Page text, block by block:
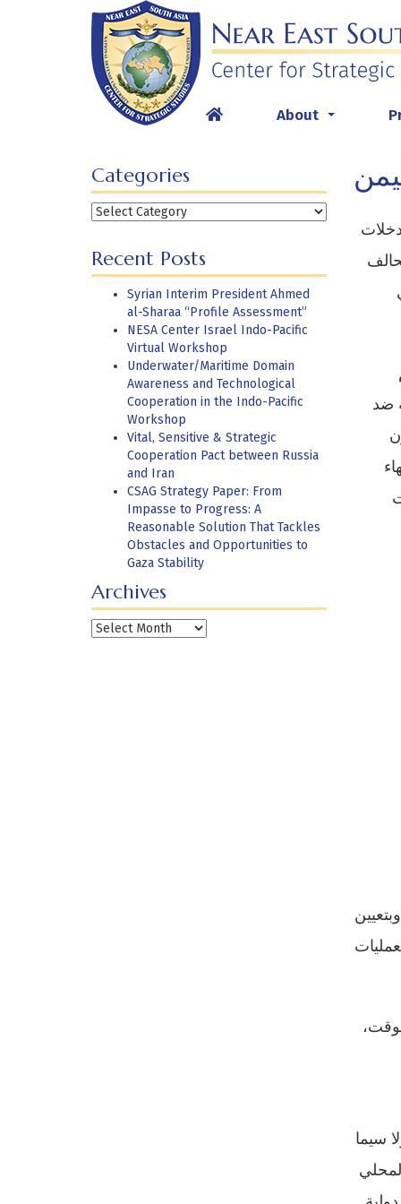
About
Categories
Categories
Recent Posts
Syrian Interim President Ahmed
al-Sharaa “Profile Assessment”
NESA Center Israel Indo-Pacific
Virtual Workshop
Underwater/Maritime Domain
Awareness and Technological
Cooperation in the Indo-Pacific
Workshop
Vital, Sensitive & Strategic
Cooperation Pact between Russia
and Iran
CSAG Strategy Paper: From
Impasse to Progress: A
Reasonable Solution That Tackles
Obstacles and Opportunities to
Gaza Stability
Archives
Archives
ضد
سيما